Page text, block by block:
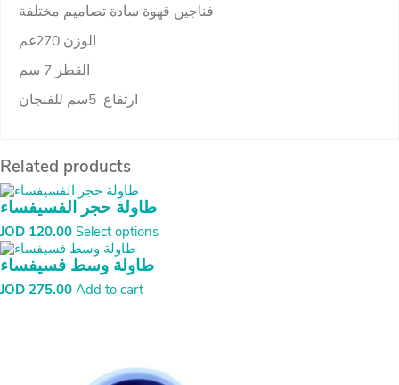
فناجين قهوة سادة تصاميم مختلفة
الوزن 270غم
القطر 7 سم
ارتفاع 5سم للفنجان
Related products
طاولة حجر الفسيفساء
JOD 120.00 Select options
طاولة وسط فسيفساء
JOD 275.00 Add to cart